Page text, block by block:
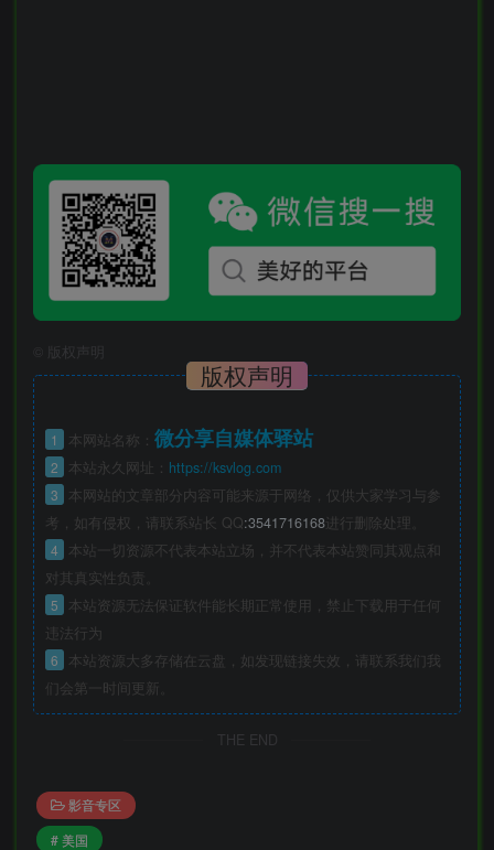
版权声明
版权声明
1 本网站名称： 微分享自媒体驿站
2 本站永久网址： https://ksvlog.com
3
本网站的文章部分内容可能来源于网络，仅供大家学习与参
考，如有侵权，请联系站长 QQ:3541716168进行删除处理。
4
本站一切资源不代表本站立场，并不代表本站赞同其观点和
对其真实性负责。
5
本站资源无法保证软件能长期正常使用，禁止下载用于任何
违法行为
6
本站资源大多存储在云盘，如发现链接失效，请联系我们我
们会第一时间更新。
THE END
影音专区
# 美国